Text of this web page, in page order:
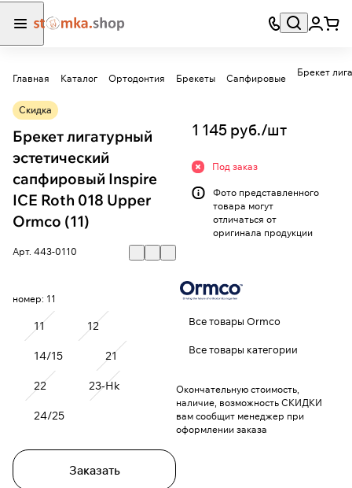
Главная Каталог Ортодонтия Брекеты Сапфировые
Скидка
Брекет лигатурный
эстетический
сапфировый Inspire
ICE Roth 018 Upper
Ormco (11)
Арт. 443-0110
номер: 11
11 12
14/15 21
22 23-Hk
24/25
Заказать
1 145 руб./шт
Под заказ
Фото представленного
товара могут
отличаться от
оригинала продукции
Все товары Ormco
Все товары категории
Окончательную стоимость,
наличие, возможность СКИДКИ
вам сообщит менеджер при
оформлении заказа